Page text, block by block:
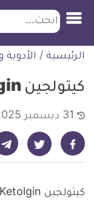
التخطي
للمحتوى
ابحث
الرئيسية /
كيتولجين Ketolgin مسكن للألم
شارك على فيسبوك - ديلي ميديكال انفو شارك على تويتر - ديلي ميديكال انفو